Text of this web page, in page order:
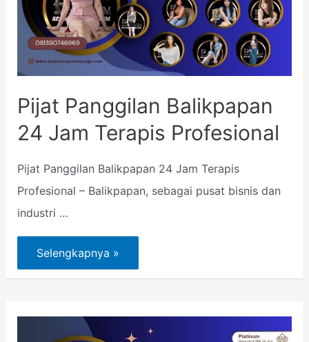
Pijat Panggilan Balikpapan
24 Jam Terapis Profesional
Pijat Panggilan Balikpapan 24 Jam Terapis
Profesional – Balikpapan, sebagai pusat bisnis dan
industri …
Selengkapnya »